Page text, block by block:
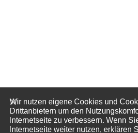
Wir nutzen eigene Cookies und
Drittanbietern um den
Internetseite zu verbessern. Wenn
Internetseite weiter nutzen, erklären